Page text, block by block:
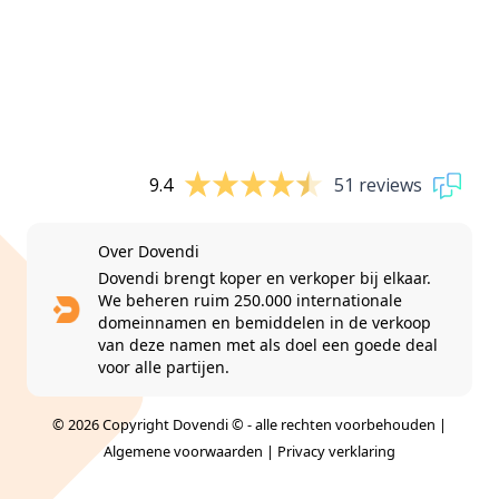
9.4 51 reviews
Over Dovendi
Dovendi brengt koper en verkoper bij elkaar.
We beheren ruim 250.000 internationale
domeinnamen en bemiddelen in de verkoop
van deze namen met als doel een goede deal
voor alle partijen.
© 2026 Copyright Dovendi © - alle rechten voorbehouden |
Algemene voorwaarden | Privacy verklaring